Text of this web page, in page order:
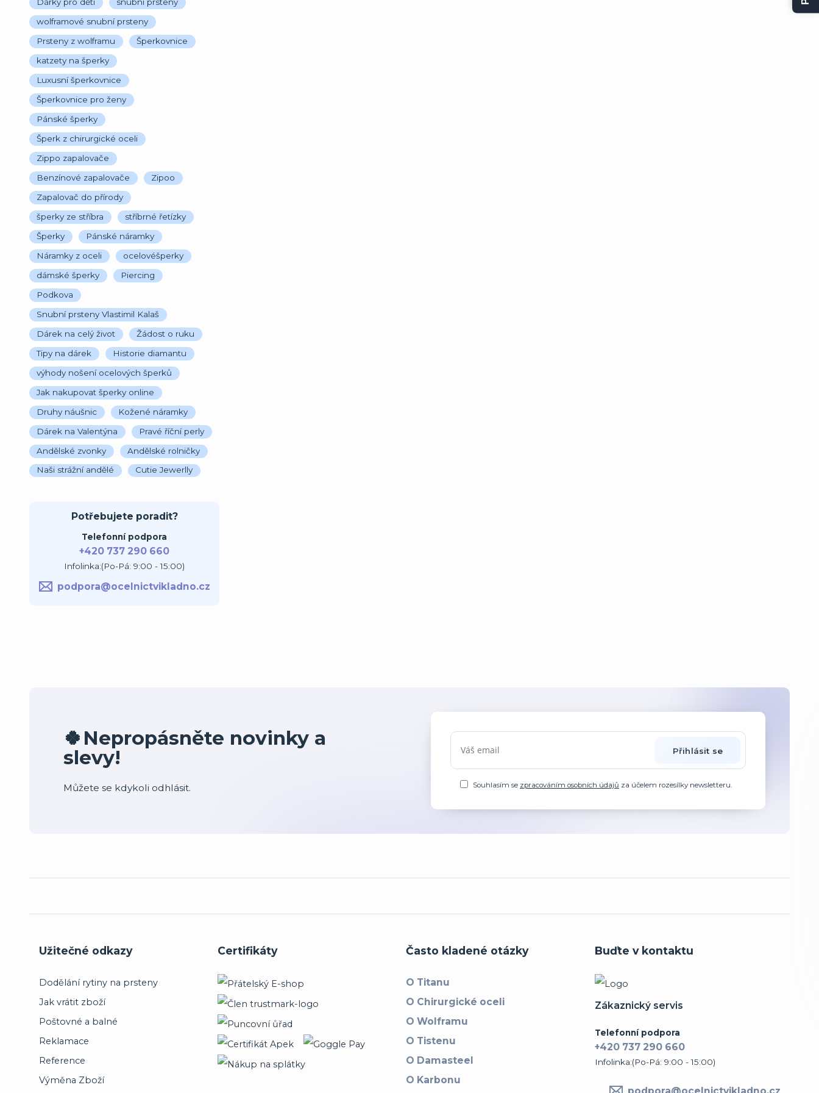
Dárky pro děti
snubní prsteny
wolframové snubní prsteny
Prsteny z wolframu
Šperkovnice
katzety na šperky
Luxusní šperkovnice
Šperkovnice pro ženy
Pánské šperky
Šperk z chirurgické oceli
Zippo zapalovače
Benzínové zapalovače
Zipoo
Zapalovač do přírody
šperky ze stříbra
stříbrné řetízky
Šperky
Pánské náramky
Náramky z oceli
ocelovéšperky
dámské šperky
Piercing
Podkova
Snubní prsteny Vlastimil Kalaš
Dárek na celý život
Žádost o ruku
Tipy na dárek
Historie diamantu
výhody nošení ocelových šperků
Jak nakupovat šperky online
Druhy náušnic
Kožené náramky
Dárek na Valentýna
Pravé říční perly
Andělské zvonky
Andělské rolničky
Naši strážní andělé
Cutie Jewerlly
Potřebujete poradit?
Telefonní podpora
+420 737 290 660
Infolinka:(Po-Pá: 9:00 - 15:00)
podpora@ocelnictvikladno.cz
🍀Nepropásněte novinky a
slevy!
Můžete se kdykoli odhlásit.
Přihlásit se
Souhlasím se zpracováním osobních údajů za účelem rozesílky newsletteru.
Užitečné odkazy
Dodělání rytiny na prsteny
Jak vrátit zboží
Poštovné a balné
Reklamace
Reference
Výměna Zboží
Certifikáty Často kladené otázky
O Titanu
O Chirurgické oceli
O Wolframu
O Tistenu
O Damasteel
O Karbonu
Buďte v kontaktu
Zákaznický servis
Telefonní podpora
+420 737 290 660
Infolinka:(Po-Pá: 9:00 - 15:00)
podpora@ocelnictvikladno.cz